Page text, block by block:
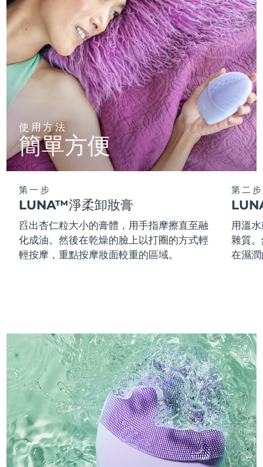
使用方法
簡單方便
第一步
LUNA™淨柔卸妝膏
舀出杏仁粒大小的膏體，用手指摩擦直至融
化成油。然後在乾燥的臉上以打圈的方式輕
輕按摩，重點按摩妝面較重的區域。
第二步
用溫
雜質
在濕